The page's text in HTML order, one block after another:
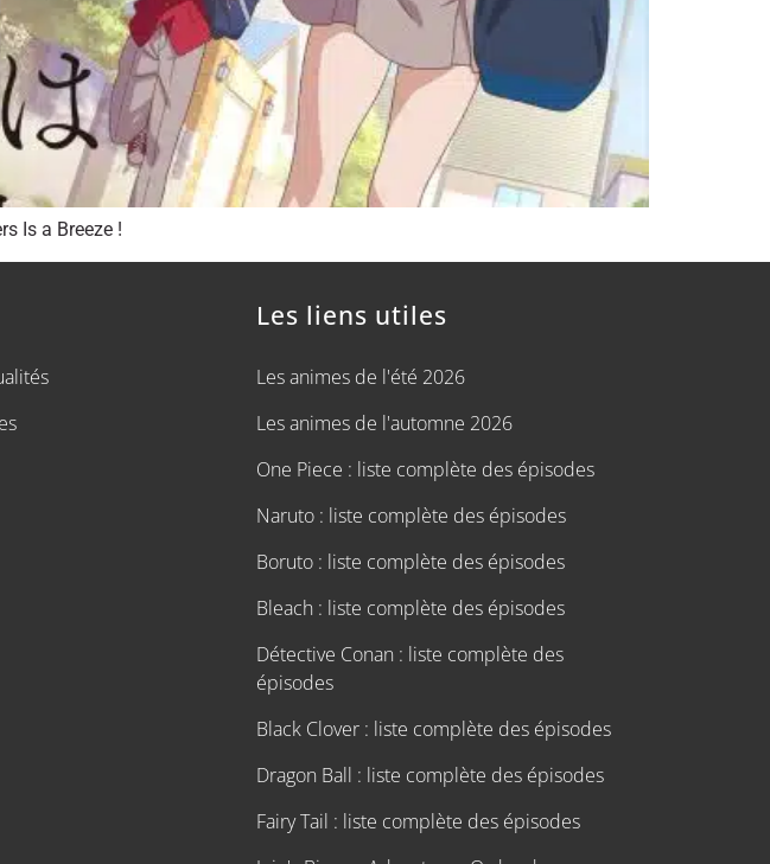
Is a Breeze !
Les liens utiles
Les animes de l'été 2026
Les animes de l'automne 2026
One Piece : liste complète des épisodes
Naruto : liste complète des épisodes
Boruto : liste complète des épisodes
Bleach : liste complète des épisodes
Détective Conan : liste complète des
épisodes
Black Clover : liste complète des épisodes
Dragon Ball : liste complète des épisodes
Fairy Tail : liste complète des épisodes